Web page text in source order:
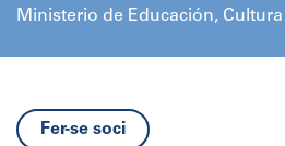
Ministerio de Educación,
Fer-se soci